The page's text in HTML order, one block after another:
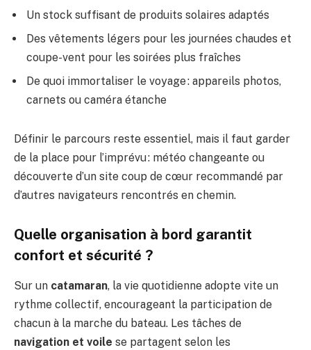
Un stock suffisant de produits solaires adaptés
Des vêtements légers pour les journées chaudes et
coupe-vent pour les soirées plus fraîches
De quoi immortaliser le voyage : appareils photos,
carnets ou caméra étanche
Définir le parcours reste essentiel, mais il faut garder
de la place pour l’imprévu : météo changeante ou
découverte d’un site coup de cœur recommandé par
d’autres navigateurs rencontrés en chemin.
Quelle organisation à bord garantit
confort et sécurité ?
Sur un catamaran, la vie quotidienne adopte vite un
rythme collectif, encourageant la participation de
chacun à la marche du bateau. Les tâches de
navigation et voile se partagent selon les